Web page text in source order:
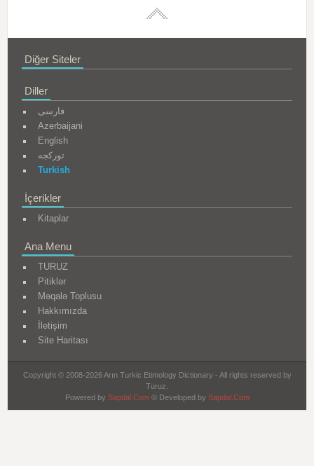
Diğer Siteler
Diller
فارسی
Azerbaijani
English
تورکجه
Turkish
İçerikler
Kitaplar
Ana Menu
TURUZ
Pitiklər
Məqalə Toplusu
Hakkımızda
İletişim
Site Haritası
Copyright © 2008-2026 Arın Turkic Etimology Dictionary - All rights reserved by
Turuz.
Powered by Sapdal.Com© Developed by Sapdal.Com